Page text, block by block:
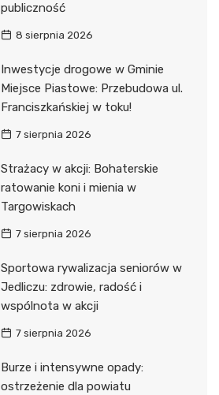
publiczność
8 sierpnia 2026
Inwestycje drogowe w Gminie
Miejsce Piastowe: Przebudowa ul.
Franciszkańskiej w toku!
7 sierpnia 2026
Strażacy w akcji: Bohaterskie
ratowanie koni i mienia w
Targowiskach
7 sierpnia 2026
Sportowa rywalizacja seniorów w
Jedliczu: zdrowie, radość i
wspólnota w akcji
7 sierpnia 2026
Burze i intensywne opady:
ostrzeżenie dla powiatu